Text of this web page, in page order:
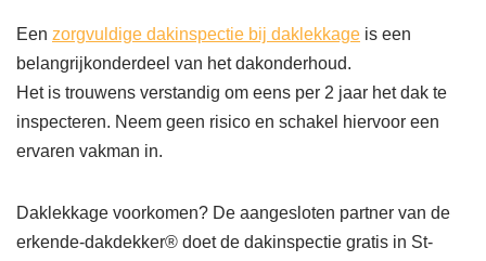
Een zorgvuldige dakinspectie bij daklekkage is een
belangrijkonderdeel van het dakonderhoud.
Het is trouwens verstandig om eens per 2 jaar het dak te
inspecteren. Neem geen risico en schakel hiervoor een
ervaren vakman in.
Daklekkage voorkomen? De aangesloten partner van de
erkende-dakdekker® doet de dakinspectie gratis in St-